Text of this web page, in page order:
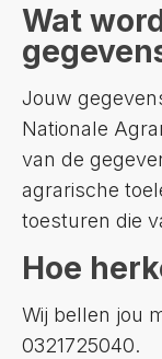
Wat
Jouw
Nationale
van de
agrarische
toesturen die
Hoe
Wij bellen jou
0321725040.